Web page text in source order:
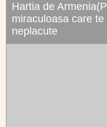
Hartia de
miraculoasa care
neplacute